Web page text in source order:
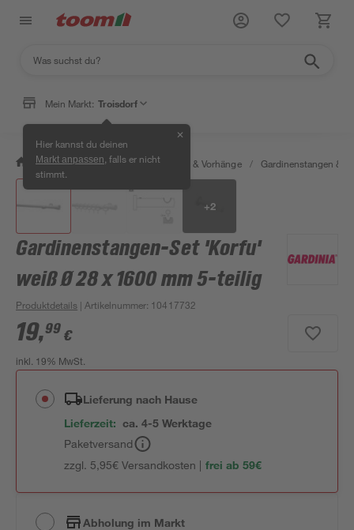
Mein Markt: Troisdorf
Hier kannst du deinen
Markt anpassen , falls er nicht
stimmt.
✕
/ Wohnen & Haushalt / Gardinen & Vorhänge / Gardinenstangen &
+2
Gardinenstangen-Set 'Korfu'
weiß Ø 28 x 1600 mm 5-teilig
Produktdetails | Artikelnummer: 10417732
19,99 €
inkl. 19% MwSt.
Lieferung nach Hause
Lieferzeit: ca. 4-5 Werktage
Paketversand
zzgl. 5,95€ Versandkosten | frei ab 59€
Abholung im Markt